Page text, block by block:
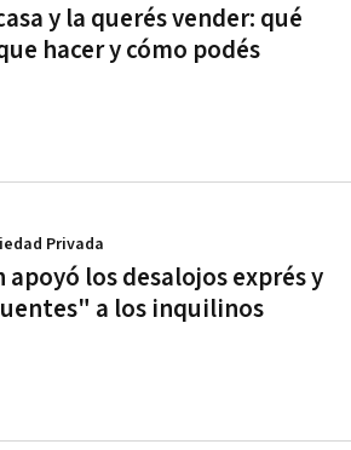
y la querés vender: qué
hacer y cómo podés
los desalojos exprés y
a los inquilinos
Privada